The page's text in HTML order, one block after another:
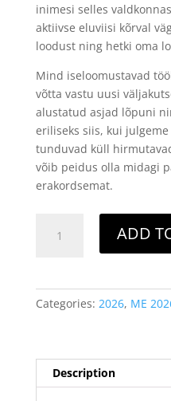
inimesi selles
aktiivse eluviisi kõrval
loodust ning hetki oma
Mind iseloomustavad
võtta vastu uusi
alustatud asjad lõpuni
eriliseks siis, kui
tunduvad küll
võib peidus olla midagi
erakordsemat.
Estonia
ILUMETS
ADD
Categories: 2026, ME
Description